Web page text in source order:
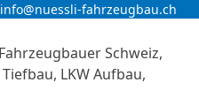
info@nuessli-fahrzeugbau.ch